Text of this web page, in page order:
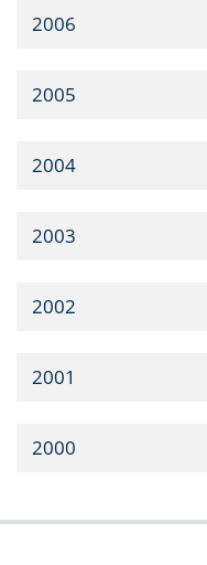
2006
2005
2004
2003
2002
2001
2000